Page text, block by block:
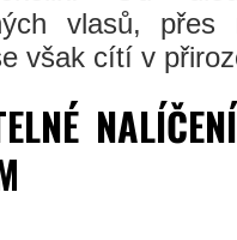
vlasů,
však cítí v